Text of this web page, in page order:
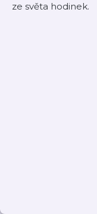
ze světa hodinek.